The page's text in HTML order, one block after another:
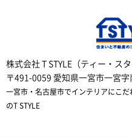
株式会社 T STYLE（ティー・スタ
〒491-0059 愛知県一宮市一宮字
一宮市・名古屋市でインテリアにこ
のT STYLE